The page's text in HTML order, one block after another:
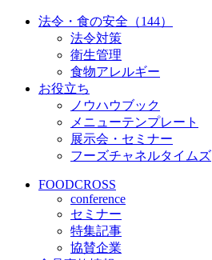
法令・食の安全（144）
法令対策
衛生管理
食物アレルギー
お役立ち
ノウハウブック
メニューテンプレート
展示会・セミナー
フーズチャネルタイムズ
FOODCROSS
conference
セミナー
特集記事
協賛企業